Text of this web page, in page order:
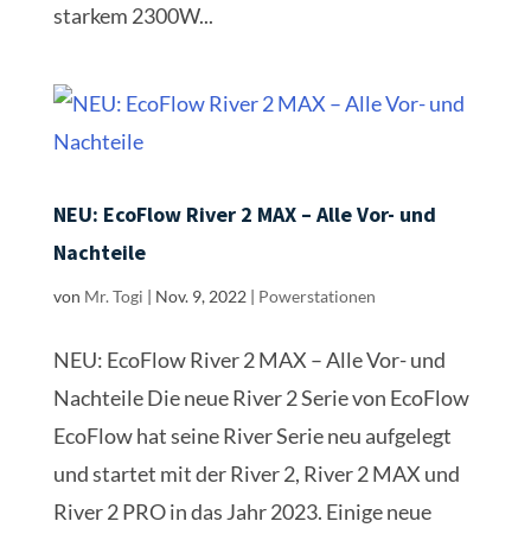
starkem 2300W...
NEU: EcoFlow River 2 MAX – Alle Vor- und
Nachteile
von Mr. Togi | Nov. 9, 2022| Powerstationen
NEU: EcoFlow River 2 MAX – Alle Vor- und
Nachteile Die neue River 2 Serie von EcoFlow
EcoFlow hat seine River Serie neu aufgelegt
und startet mit der River 2, River 2 MAX und
River 2 PRO in das Jahr 2023. Einige neue